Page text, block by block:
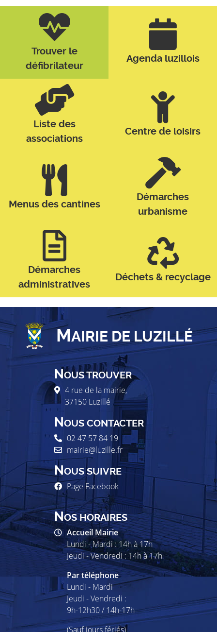
Trouver le
défibrilateur
Agenda luzillois
Liste des
associations
Centre de loisirs
Menus des cantines
Démarches
urbanisme
Démarches
administratives
Déchets & recyclage
MAIRIE DE LUZILLÉ
NOUS TROUVER
4 rue de la mairie,
37150 Luzillé
NOUS CONTACTER
02 47 57 84 19
mairie@luzille.fr
NOUS SUIVRE
Page Facebook
NOS HORAIRES
Accueil Mairie
Lundi - Mardi : 14h à 17h
Jeudi - Vendredi : 14h à 17h
Par téléphone
Lundi - Mardi
Jeudi - Vendredi :
9h-12h30 / 14h-17h
(Sauf jours fériés)